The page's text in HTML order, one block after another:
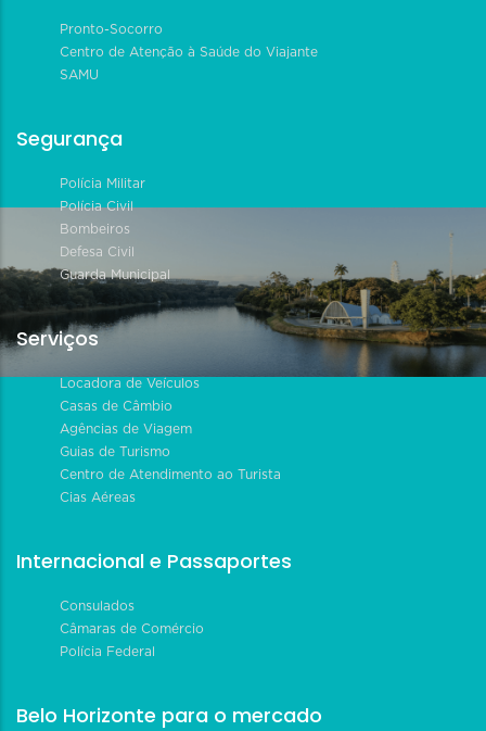
Pronto-Socorro
Centro de Atenção à Saúde do Viajante
SAMU
Segurança
Polícia Militar
Polícia Civil
Bombeiros
Defesa Civil
Guarda Municipal
Serviços
Locadora de Veículos
Casas de Câmbio
Agências de Viagem
Guias de Turismo
Centro de Atendimento ao Turista
Cias Aéreas
Internacional e Passaportes
Consulados
Câmaras de Comércio
Polícia Federal
Belo Horizonte para o mercado